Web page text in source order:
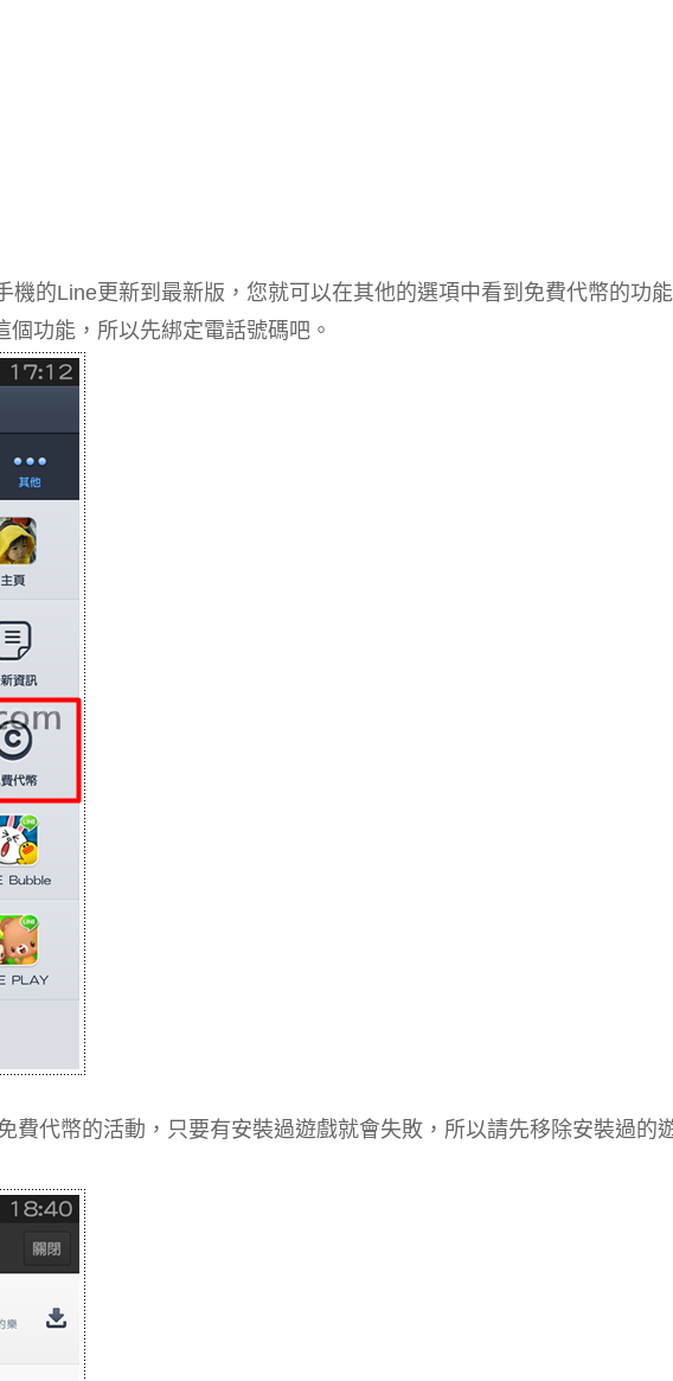
的Line更新到最新版，您就可以在其他的選項中看到免費代幣的功
功能，所以先綁定電話號碼吧。
費代幣的活動，只要有安裝過遊戲就會失敗，所以請先移除安裝過的